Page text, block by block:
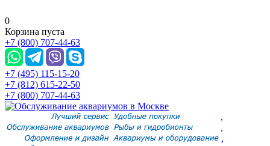
0
Корзина пуста
+7 (800) 707-44-63
+7 (495) 115-15-20
+7 (812) 615-22-50
+7 (800) 707-44-63
,
,
,